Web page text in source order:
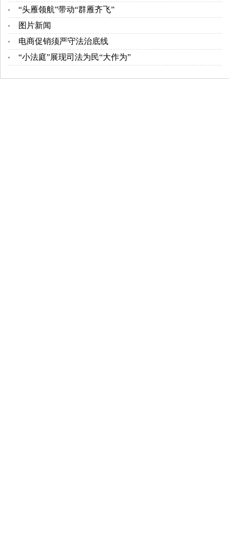
“头雁领航”带动“群雁齐飞”
图片新闻
电商促销须严守法治底线
“小法庭”展现司法为民“大作为”